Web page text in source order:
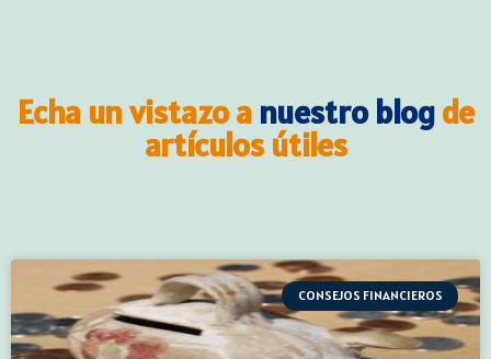
Echa un vistazo a nuestro blogde
artículos útiles
CONSEJOS FINANCIEROS